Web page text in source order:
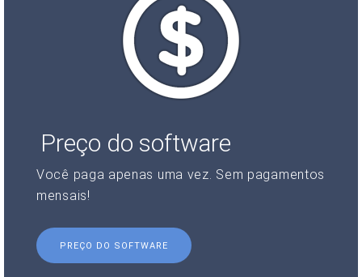
Preço do software
Você paga apenas uma vez. Sem pagamentos
mensais!
PREÇO DO SOFTWARE